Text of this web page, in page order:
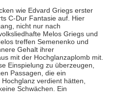
wie Edvard Griegs erster
C-Dur Fantasie auf. Hier
nicht nur nach
Melos Griegs und
treffen Semenenko und
Gehalt ihrer
mit der Hochglanzaplomb mit.
Einspielung zu überzeugen,
Passagen, die ein
verdient hätten,
Schwächen. Ein